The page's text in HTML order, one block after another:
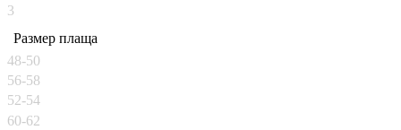
3
Размер плаща
48-50
56-58
52-54
60-62